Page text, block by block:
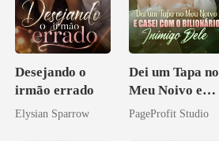
Desejando o
irmão errado
Elysian Sparrow
Dei um Tapa no
Meu Noivo e
Casei com o
PageProfit Studio